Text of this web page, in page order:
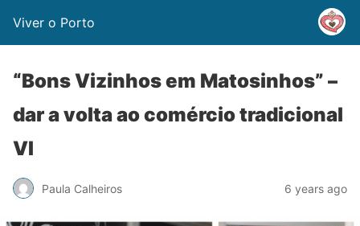
Viver o Porto
“Bons Vizinhos em Matosinhos” –
dar a volta ao comércio tradicional
VI
Paula Calheiros 6 years ago